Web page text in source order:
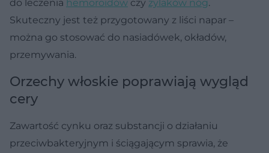
do leczenia hemoroidów czy żylaków nóg.
Skuteczny jest też przygotowany z liści napar –
można go stosować do nasiadówek, okładów,
przemywania.
Orzechy włoskie poprawiają wygląd
cery
Zawartość cynku oraz substancji o działaniu
przeciwbakteryjnym i ściągającym sprawia, że